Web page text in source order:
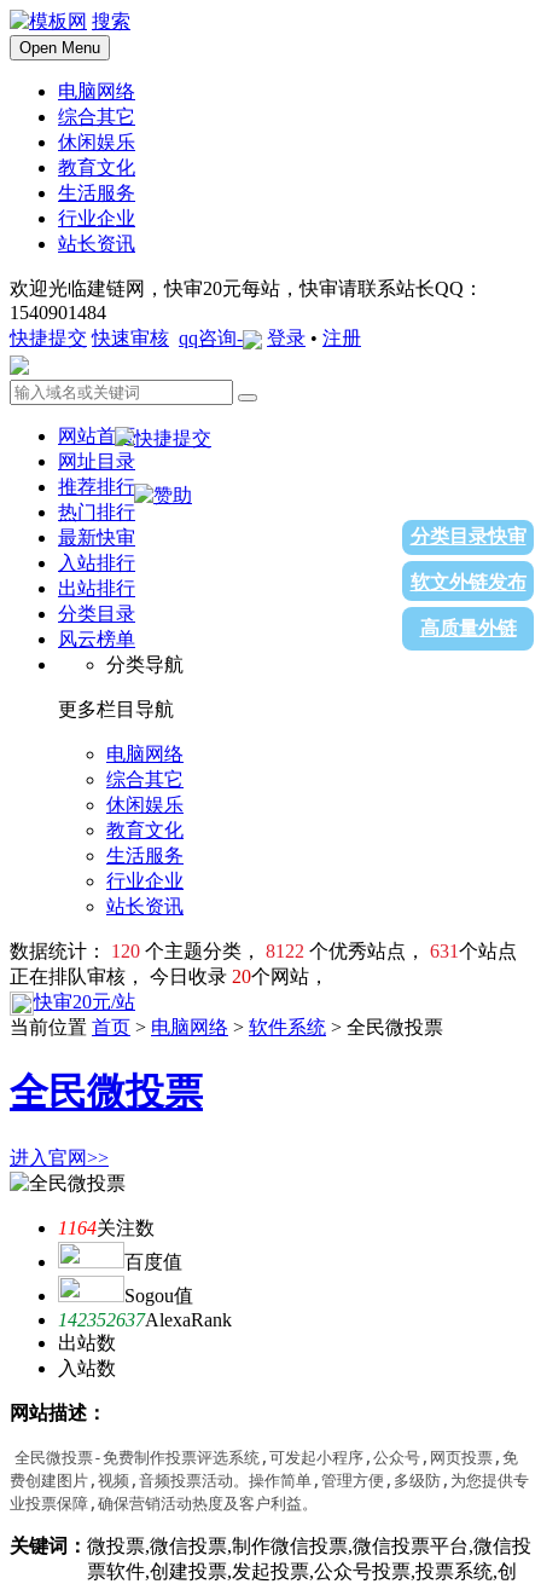
搜索
Open Menu
电脑网络
综合其它
休闲娱乐
教育文化
生活服务
行业企业
站长资讯
欢迎光临建链网，快审20元每站，快审请联系站长QQ：
1540901484
快捷提交 快速审核 qq咨询- 登录 • 注册
网站首页
网址目录
推荐排行
热门排行
最新快审
入站排行
出站排行
分类目录
风云榜单
分类导航
更多栏目导航
电脑网络
综合其它
休闲娱乐
教育文化
生活服务
行业企业
站长资讯
数据统计： 120 个主题分类， 8122 个优秀站点， 631个站点
正在排队审核， 今日收录 20个网站，
快审20元/站
分类目录快审
软文外链发布
高质量外链
当前位置 首页 > 电脑网络 > 软件系统 > 全民微投票
全民微投票
进入官网>>
1164关注数
百度值
Sogou值
142352637AlexaRank
出站数
入站数
网站描述：
全民微投票-免费制作投票评选系统,可发起小程序,公众号,网页投票,免
费创建图片,视频,音频投票活动。操作简单,管理方便,多级防,为您提供专
业投票保障,确保营销活动热度及客户利益。
关键词： 微投票,微信投票,制作微信投票,微信投票平台,微信投
票软件,创建投票,发起投票,公众号投票,投票系统,创